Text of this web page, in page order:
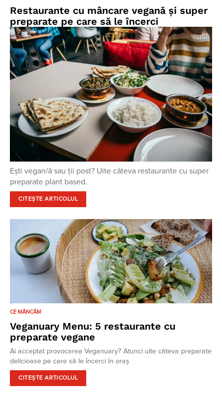
Restaurante cu mâncare vegană și super
preparate pe care să le încerci
Ești vegan/ă sau ții post? Uite câteva restaurante cu super
preparate plant based.
CITEȘTE ARTICOLUL
CE MÂNCĂM
Veganuary Menu: 5 restaurante cu
preparate vegane
Ai acceptat provocarea Veganuary? Atunci uite câteva preparate
delicioase pe care să le încerci în oraș
CITEȘTE ARTICOLUL